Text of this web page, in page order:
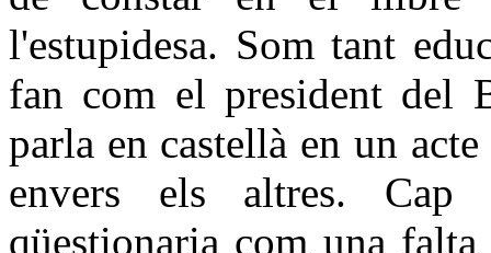
l'estupidesa. Som tant
fan com el president del
parla en castellà en un
envers els altres.
qüestionaria com una